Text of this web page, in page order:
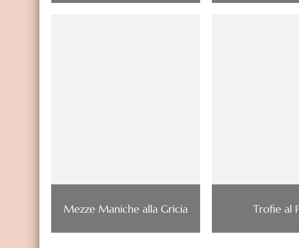
Mezze Maniche alla Gricia Trofie al